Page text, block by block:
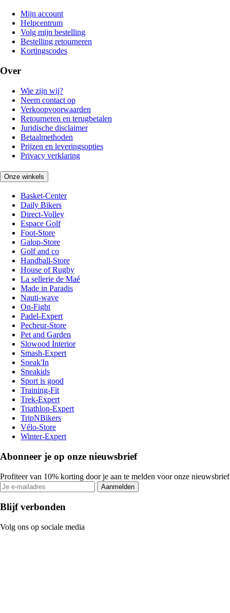
Mijn account
Helpcentrum
Volg mijn bestelling
Bestelling retourneren
Kortingscodes
Over
Wie zijn wij?
Neem contact op
Verkoopvoorwaarden
Retourneren en terugbetalen
Juridische disclaimer
Betaalmethoden
Prijzen en leveringsopties
Privacy verklaring
Onze winkels
Basket-Center
Daily Bikers
Direct-Volley
Espace Golf
Foot-Store
Galop-Store
Golf and co
Handball-Store
House of Rugby
La sellerie de Maé
Made in Paradis
Nauti-wave
On-Fight
Padel-Expert
Pecheur-Store
Pet and Garden
Slowood Interior
Smash-Expert
Sneak'In
Sneakids
Sport is good
Training-Fit
Trek-Expert
Triathlon-Expert
TripNBikers
Vélo-Store
Winter-Expert
Abonneer je op onze nieuwsbrief
Profiteer van 10% korting door je aan te melden voor onze nieuwsbrief
Aanmelden
Blijf verbonden
Volg ons op sociale media